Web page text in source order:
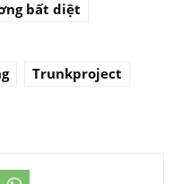
bất diệt
Trunkproject